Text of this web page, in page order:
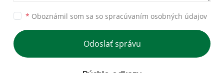
* Oboznámil som sa so spracúvaním osobných údajov
Odoslať správu